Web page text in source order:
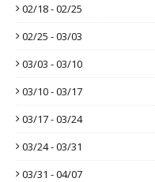
02/18 - 02/25
02/25 - 03/03
03/03 - 03/10
03/10 - 03/17
03/17 - 03/24
03/24 - 03/31
03/31 - 04/07